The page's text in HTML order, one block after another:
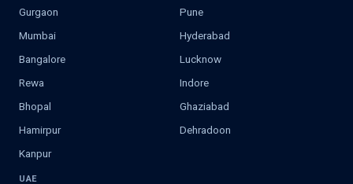
Gurgaon
Pune
Mumbai
Hyderabad
Bangalore
Lucknow
Rewa
Indore
Bhopal
Ghaziabad
Hamirpur
Dehradoon
Kanpur
UAE